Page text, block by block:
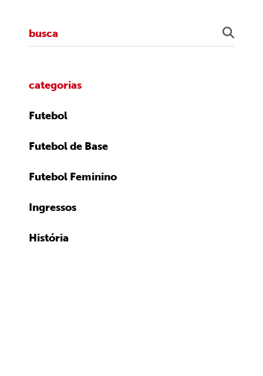
categorias
Futebol
Futebol de Base
Futebol Feminino
Ingressos
História